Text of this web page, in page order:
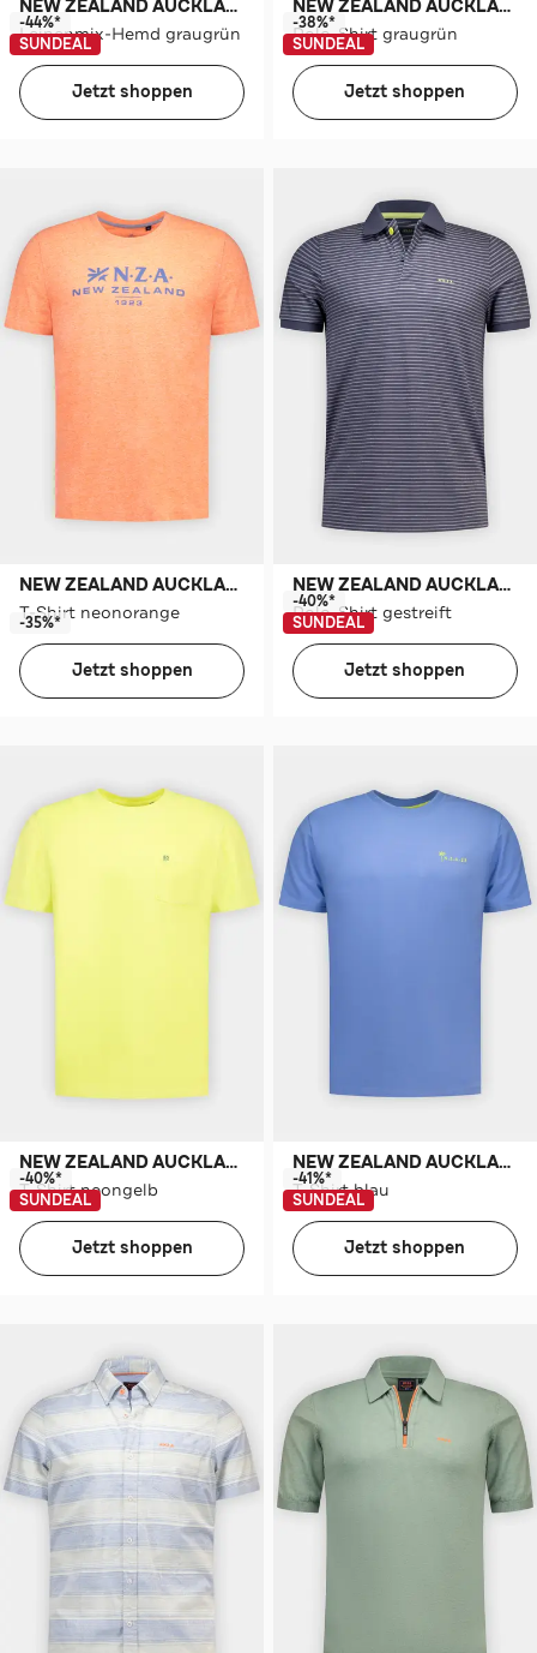
NEW ZEALAND AUCKLAND
Leinenmix-Hemd graugrün
-44%*
SUNDEAL
Jetzt shoppen
NEW ZEALAND AUCKLAND
Polo-Shirt graugrün
-38%*
SUNDEAL
Jetzt shoppen
NEW ZEALAND AUCKLAND
T-Shirt neonorange
-35%*
Jetzt shoppen
NEW ZEALAND AUCKLAND
Polo-Shirt gestreift
-40%*
SUNDEAL
Jetzt shoppen
NEW ZEALAND AUCKLAND
T-Shirt neongelb
-40%*
SUNDEAL
Jetzt shoppen
NEW ZEALAND AUCKLAND
T-Shirt blau
-41%*
SUNDEAL
Jetzt shoppen